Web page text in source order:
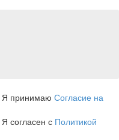
Я принимаю Согласие на
Я согласен с Политикой